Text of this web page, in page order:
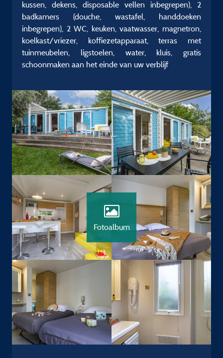
kussen, dekens, disposable vellen inbegrepen), 2
badkamers (douche, wastafel, handdoeken
inbegrepen), 2 WC, keuken, vaatwasser, magnetron,
koelkast/vriezer, koffiezetapparaat, terras met
tuinmeubelen, ligstoelen, water, kluis, gratis
schoonmaken aan het einde van uw verblijf
Fotoalbum